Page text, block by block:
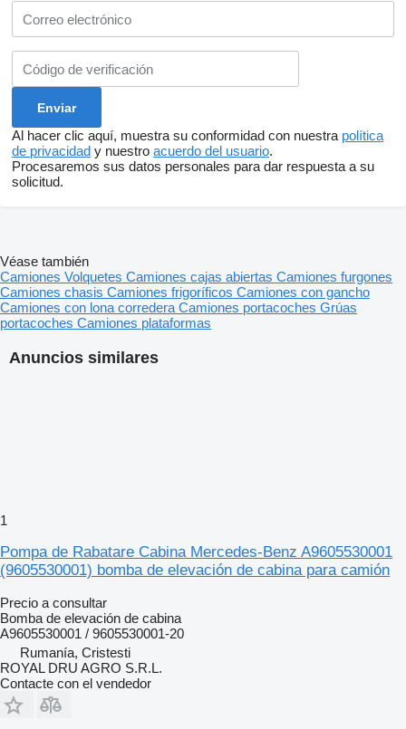
Al hacer clic aquí, muestra su conformidad con nuestra política
de privacidad y nuestro acuerdo del usuario.
Procesaremos sus datos personales para dar respuesta a su
solicitud.
Anuncios similares
1
Pompa de Rabatare Cabina Mercedes-Benz A9605530001
(9605530001) bomba de elevación de cabina para camión
Precio a consultar
Bomba de elevación de cabina
A9605530001 / 9605530001-20
Rumanía, Cristesti
ROYAL DRU AGRO S.R.L.
Contacte con el vendedor
Véase también
Camiones Volquetes Camiones cajas abiertas Camiones furgones
Camiones chasis Camiones frigoríficos Camiones con gancho
Camiones con lona corredera Camiones portacoches Grúas
portacoches Camiones plataformas